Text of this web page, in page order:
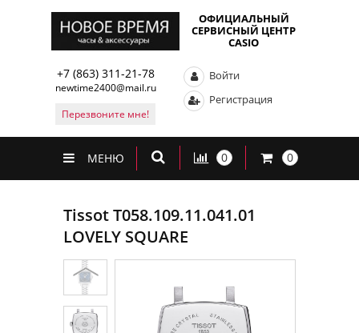
ОФИЦИАЛЬНЫЙ
СЕРВИСНЫЙ ЦЕНТР
CASIO
+7 (863) 311-21-78
newtime2400@mail.ru
Перезвоните мне!
Войти
Регистрация
МЕНЮ 0 0
Tissot T058.109.11.041.01
LOVELY SQUARE